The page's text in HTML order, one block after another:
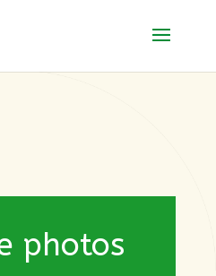
photos